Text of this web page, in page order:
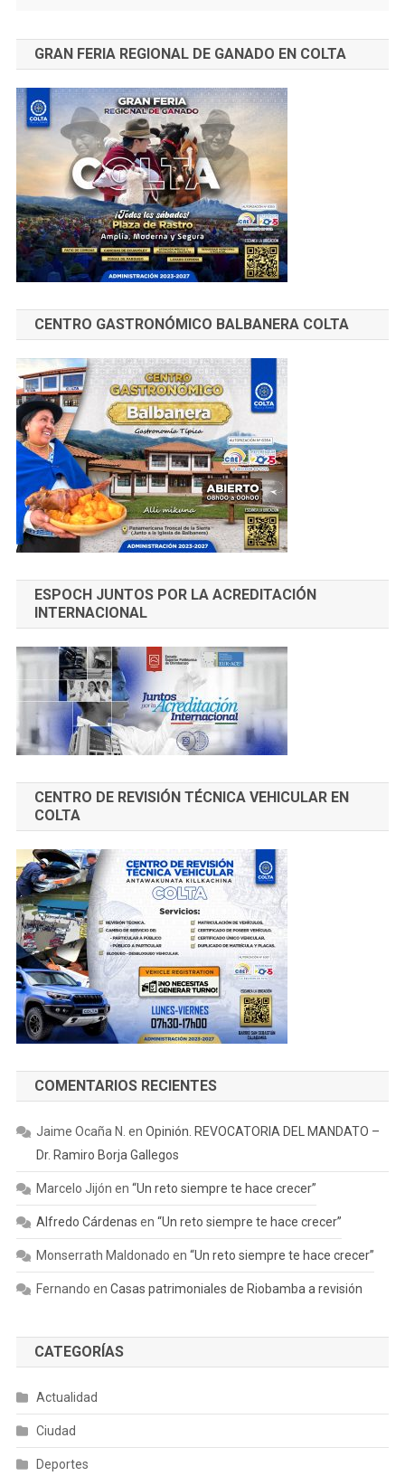
GRAN FERIA REGIONAL DE GANADO EN COLTA
CENTRO GASTRONÓMICO BALBANERA COLTA
ESPOCH JUNTOS POR LA ACREDITACIÓN
INTERNACIONAL
CENTRO DE REVISIÓN TÉCNICA VEHICULAR EN
COLTA
COMENTARIOS RECIENTES
Jaime Ocaña N. en Opinión. REVOCATORIA DEL MANDATO –
Dr. Ramiro Borja Gallegos
Marcelo Jijón en “Un reto siempre te hace crecer”
Alfredo Cárdenas en “Un reto siempre te hace crecer”
Monserrath Maldonado en “Un reto siempre te hace crecer”
Fernando en Casas patrimoniales de Riobamba a revisión
CATEGORÍAS
Actualidad
Ciudad
Deportes